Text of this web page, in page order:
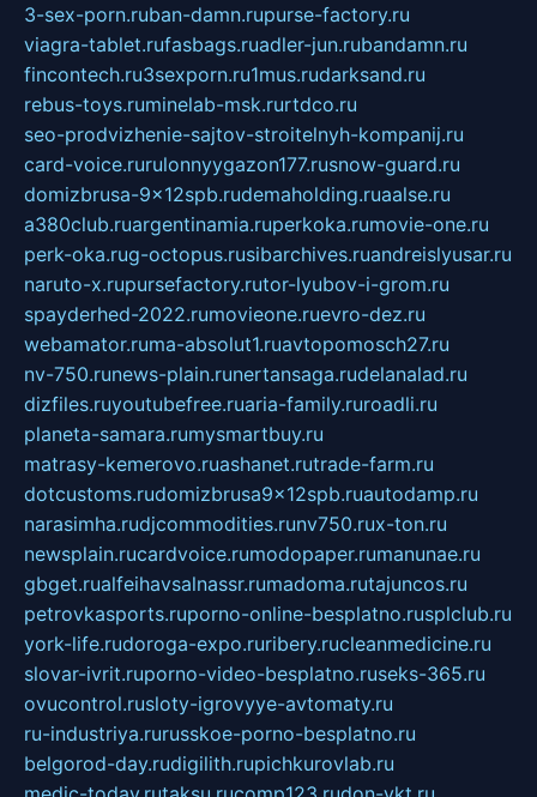
3-sex-porn.ruban-damn.rupurse-factory.ru
viagra-tablet.rufasbags.ruadler-jun.rubandamn.ru
fincontech.ru3sexporn.ru1mus.rudarksand.ru
rebus-toys.ruminelab-msk.rurtdco.ru
seo-prodvizhenie-sajtov-stroitelnyh-kompanij.ru
card-voice.rurulonnyygazon177.rusnow-guard.ru
domizbrusa-9x12spb.rudemaholding.ruaalse.ru
a380club.ruargentinamia.ruperkoka.rumovie-one.ru
perk-oka.rug-octopus.rusibarchives.ruandreislyusar.ru
naruto-x.rupursefactory.rutor-lyubov-i-grom.ru
spayderhed-2022.rumovieone.ruevro-dez.ru
webamator.ruma-absolut1.ruavtopomosch27.ru
nv-750.runews-plain.runertansaga.rudelanalad.ru
dizfiles.ruyoutubefree.ruaria-family.ruroadli.ru
planeta-samara.rumysmartbuy.ru
matrasy-kemerovo.ruashanet.rutrade-farm.ru
dotcustoms.rudomizbrusa9x12spb.ruautodamp.ru
narasimha.rudjcommodities.runv750.rux-ton.ru
newsplain.rucardvoice.rumodopaper.rumanunae.ru
gbget.rualfeihavsalnassr.rumadoma.rutajuncos.ru
petrovkasports.ruporno-online-besplatno.rusplclub.ru
york-life.rudoroga-expo.ruribery.rucleanmedicine.ru
slovar-ivrit.ruporno-video-besplatno.ruseks-365.ru
ovucontrol.rusloty-igrovyye-avtomaty.ru
ru-industriya.rurusskoe-porno-besplatno.ru
belgorod-day.rudigilith.rupichkurovlab.ru